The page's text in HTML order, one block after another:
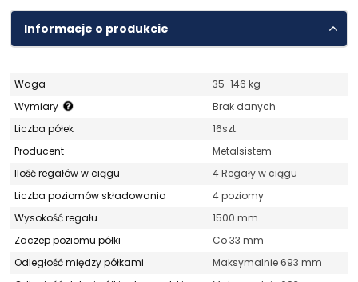
Informacje o produkcie
Waga
35-146 kg
Wymiary
Brak danych
Liczba półek
16szt.
Producent
Metalsistem
Ilość regałów w ciągu
4 Regały w ciągu
Liczba poziomów składowania
4 poziomy
Wysokość regału
1500 mm
Zaczep poziomu półki
Co 33 mm
Odległość między półkami
Maksymalnie 693 mm